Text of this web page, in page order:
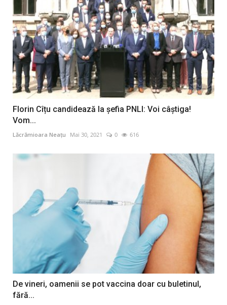
Florin Cîțu candidează la șefia PNLl: Voi câștiga!
Vom...
Lăcrămioara Neațu Mai 30, 2021 0 616
De vineri, oamenii se pot vaccina doar cu buletinul,
fără...